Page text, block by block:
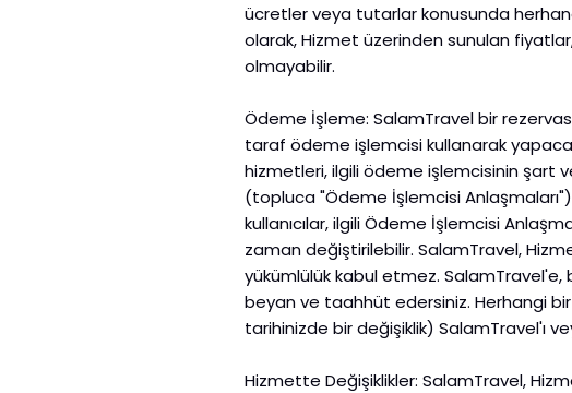
ücretler veya tutarlar konusunda
olarak, Hizmet üzerinden sunulan
olmayabilir.
Ödeme İşleme: SalamTravel bir
taraf ödeme işlemcisi kullanarak
hizmetleri, ilgili ödeme işlemcisinin şart
(topluca "Ödeme İşlemcisi
kullanıcılar, ilgili Ödeme İşlemcisi
zaman değiştirilebilir. SalamTravel,
yükümlülük kabul etmez.
beyan ve taahhüt edersiniz. Herhangi
tarihinizde bir değişiklik) SalamTravel'ı
Hizmette Değişiklikler: SalamTravel,